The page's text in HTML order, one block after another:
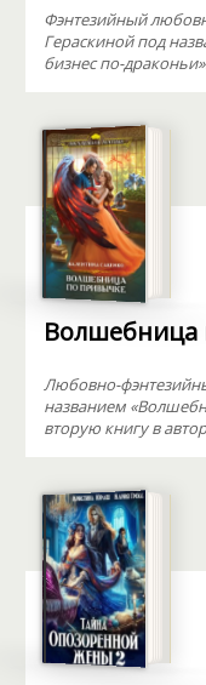
Фэнтезийный
Гераскиной под
бизнес по-
Волшебница
Любовно-
названием
вторую книгу в